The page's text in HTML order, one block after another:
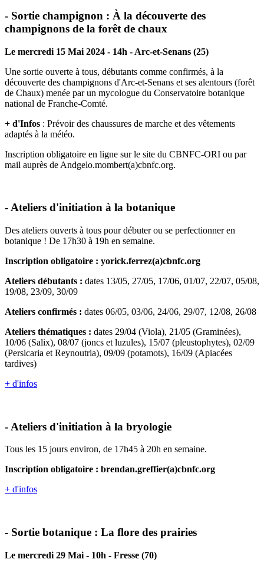
- Sortie champignon : À la découverte des
champignons de la forêt de chaux
Le mercredi 15 Mai 2024 - 14h - Arc-et-Senans (25)
Une sortie ouverte à tous, débutants comme confirmés, à la
découverte des champignons d'Arc-et-Senans et ses alentours (forêt
de Chaux) menée par un mycologue du Conservatoire botanique
national de Franche-Comté.
+ d'Infos : Prévoir des chaussures de marche et des vêtements
adaptés à la météo.
Inscription obligatoire en ligne sur le site du CBNFC-ORI ou par
mail auprès de Andgelo.mombert(a)cbnfc.org.
- Ateliers d'initiation à la botanique
Des ateliers ouverts à tous pour débuter ou se perfectionner en
botanique ! De 17h30 à 19h en semaine.
Inscription obligatoire : yorick.ferrez(a)cbnfc.org
Ateliers débutants : dates 13/05, 27/05, 17/06, 01/07, 22/07, 05/08,
19/08, 23/09, 30/09
Ateliers confirmés : dates 06/05, 03/06, 24/06, 29/07, 12/08, 26/08
Ateliers thématiques : dates 29/04 (Viola), 21/05 (Graminées),
10/06 (Salix), 08/07 (joncs et luzules), 15/07 (pleustophytes), 02/09
(Persicaria et Reynoutria), 09/09 (potamots), 16/09 (Apiacées
tardives)
+ d'infos
- Ateliers d'initiation à la bryologie
Tous les 15 jours environ, de 17h45 à 20h en semaine.
Inscription obligatoire : brendan.greffier(a)cbnfc.org
+ d'infos
- Sortie botanique : La flore des prairies
Le mercredi 29 Mai - 10h - Fresse (70)